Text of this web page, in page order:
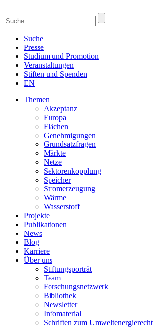
Suche
Presse
Studium und Promotion
Veranstaltungen
Stiften und Spenden
EN
Themen
Akzeptanz
Europa
Flächen
Genehmigungen
Grundsatzfragen
Märkte
Netze
Sektorenkopplung
Speicher
Stromerzeugung
Wärme
Wasserstoff
Projekte
Publikationen
News
Blog
Karriere
Über uns
Stiftungsporträt
Team
Forschungsnetzwerk
Bibliothek
Newsletter
Infomaterial
Schriften zum Umweltenergierecht